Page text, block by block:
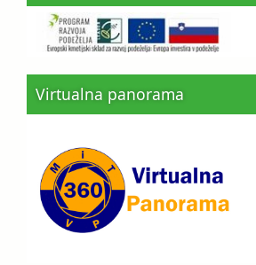
Virtualna panorama